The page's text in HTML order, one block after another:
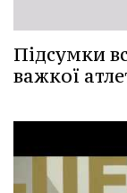
Підсумки
важкої